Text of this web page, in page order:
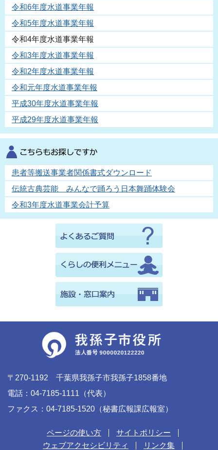
令和6年度水道事業年報
令和5年度水道事業年報
令和4年度水道事業年報
令和3年度水道事業年報
令和2年度水道事業年報
令和元年度水道事業年報
平成30年度水道事業年報
平成29年度水道事業年報
患者等搬送事業者関係書式ダウンロード
伝統古典芸能 みんなで踊ろう日本舞踊体験会
令和3年度水道事業会計予算
〒270-1192 千葉県我孫子市我孫子1858番地
電話：04-7185-1111（代表）
ファクス：04-7185-1520（秘書広報課広報室）
ページの使い方
サイトポリシー
ウェブアクセシビリティ
リンク集